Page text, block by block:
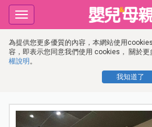
為提供您更多優質的內容，本網站使用
容，即表示您同意我們使用 cookies， 關於
權說明 。
我知道了
Toggle
navigation